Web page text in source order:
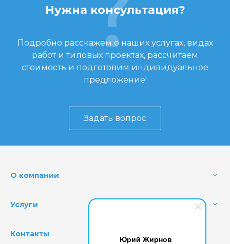
Юрий Жирнов
Нужна консультация?
Подробно расскажем о наших услугах, видах
работ и типовых проектах, рассчитаем
стоимость и подготовим индивидуальное
предложение!
Задать вопрос
О компании
Услуги
Контакты